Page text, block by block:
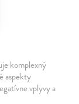
komplexný
aspekty
vplyvy a